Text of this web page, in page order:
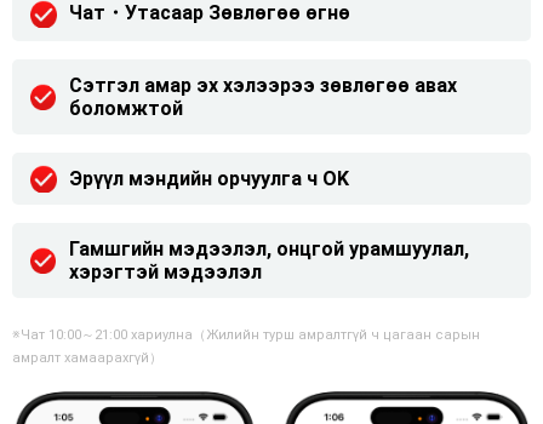
Чат・Утасаар Зөвлөгөө өгнө
Сэтгэл амар эх хэлээрээ зөвлөгөө авах
боломжтой
Эрүүл мэндийн орчуулга ч OK
Гамшгийн мэдээлэл, онцгой урамшуулал,
хэрэгтэй мэдээлэл
※Чат 10:00～21:00 хариулна（Жилийн турш амралтгүй ч цагаан сарын
амралт хамаарахгүй）